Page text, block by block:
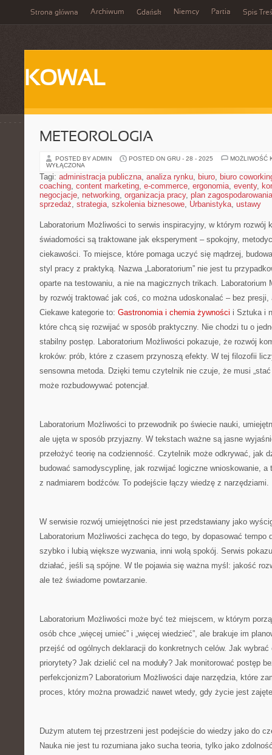
Strona główna Archiwum Gdańsk Niemcy Partia Spis
KOWAL
METEOROLOGIA
POSTED BY ADMIN POSTED ON GRU - 28 - 2025
MOŻLIWOŚĆ
WYŁĄCZONA
Tagi: administracja publiczna, analiza rynku, biuro, biuro
coaching, content marketing, e-commerce, ergonomia, eventy,
negocjacje, networking, organizacja pracy, plan zagospodarowania
sprzedaż, strategia, szkolenia biznesowe, Urbanistyka, ustawy
Laboratorium Możliwości to serwis inspiracyjny, w którym rozwój
świadomości są traktowane jak eksperyment – spokojny,
ciekawości. To miejsce, które pomaga uczyć się mądrzej,
styl pracy z praktyką. Nazwa „Laboratorium” nie jest tu
oparte na testowaniu, a nie na magicznych trikach. Laboratorium
by rozwój traktować jak coś, co można udoskonalać – bez
Ciekawe kategorie to: Gastronomia i chemia żywności i Sztuka i
które chcą się rozwijać w sposób praktyczny. Nie chodzi tu o
stabilny postęp. Laboratorium Możliwości pokazuje, że rozwój
kroków: prób, które z czasem przynoszą efekty. W tej filozofii
sensowna metoda. Dzięki temu czytelnik nie czuje, że musi
może rozbudowywać potencjał.
Laboratorium Możliwości to przewodnik po świecie nauki,
ale ujęta w sposób przyjazny. W tekstach ważne są jasne
przełożyć teorię na codzienność. Czytelnik może odkrywać, jak
budować samodyscyplinę, jak rozwijać logiczne wnioskowanie,
z nadmiarem bodźców. To podejście łączy wiedzę z narzędziami.
W serwisie rozwój umiejętności nie jest przedstawiany jako
Laboratorium Możliwości zachęca do tego, by dopasować tempo
szybko i lubią większe wyzwania, inni wolą spokój. Serwis
działać, jeśli są spójne. W tle pojawia się ważna myśl: jakość
ale też świadome powtarzanie.
Laboratorium Możliwości może być też miejscem, w którym
osób chce „więcej umieć” i „więcej wiedzieć”, ale brakuje im
przejść od ogólnych deklaracji do konkretnych celów. Jak wybrać
priorytety? Jak dzielić cel na moduły? Jak monitorować postęp
perfekcjonizm? Laboratorium Możliwości daje narzędzia, które
proces, który można prowadzić nawet wtedy, gdy życie jest
Dużym atutem tej przestrzeni jest podejście do wiedzy jako do
Nauka nie jest tu rozumiana jako sucha teoria, tylko jako